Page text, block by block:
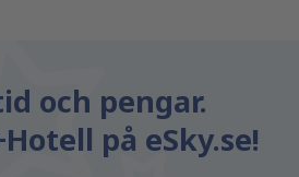
och pengar.
på eSky.se!